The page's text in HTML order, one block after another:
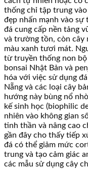
thống chỉ tập trung vào
đẹp nhấn mạnh vào sự
đá cung cấp nền tảng
và trường tồn, còn cây
màu xanh tươi mát.
từ truyền thống non
bonsai Nhật Bản và
hóa với việc sử dụng
Nẵng và các loại cây
hướng này bùng nổ
kế sinh học (biophilic
nhiên vào không gian
tinh thần và nâng cao
gần đây cho thấy tiếp
đá có thể giảm mức
trung và tạo cảm giác
các mẫu sử dụng cây